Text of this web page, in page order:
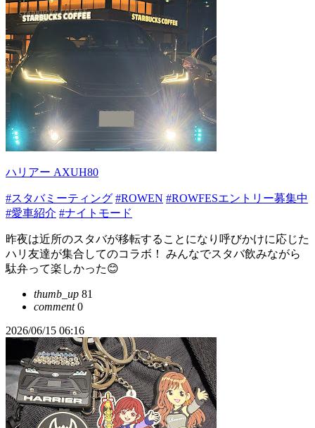
ハリアー AXUH80
#スタバミーティング #ROWEN #ROWFESエントリー募集中
#愛車紹介 #ナイトモード
昨夜は近所のスタバが移転することになり呼びかけに応じた
ハリ友達が集合してのコラボ！ みんなでスタバ飲みながら
駄弁って楽しかった😊
thumb_up 81
comment0
2026/06/15 06:16